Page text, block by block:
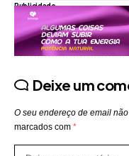
Publicidade
Deixe um
O seu endereço de email
marcados com *